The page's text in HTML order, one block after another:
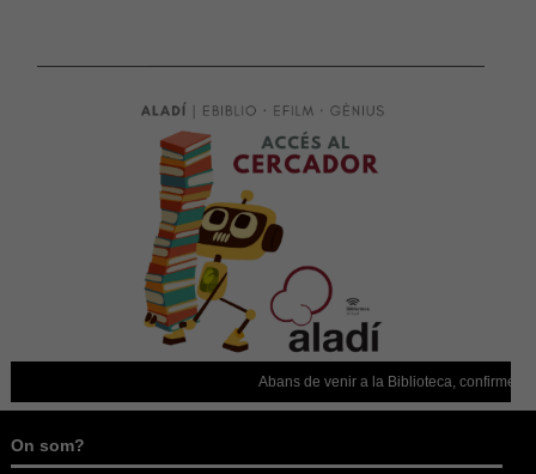
Abans de venir a la Biblioteca, confirmeu que
On som?